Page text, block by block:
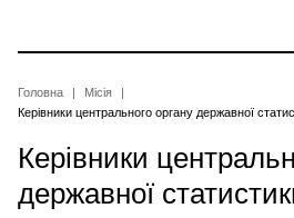
основного
Рядок
навіґації
Головна
Місія
Керівники центрального органу державної
Керівники
державної